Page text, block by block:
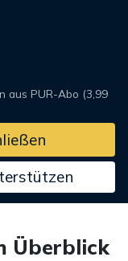
aus PUR-Abo (3,99
Überblick